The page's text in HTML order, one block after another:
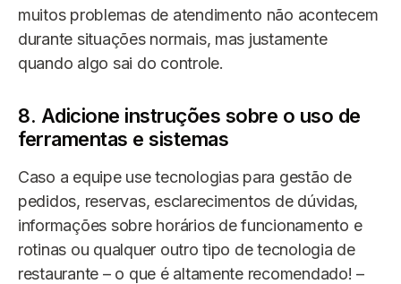
muitos problemas de atendimento não acontecem
durante situações normais, mas justamente
quando algo sai do controle.
8. Adicione instruções sobre o uso de
ferramentas e sistemas
Caso a equipe use tecnologias para gestão de
pedidos, reservas, esclarecimentos de dúvidas,
informações sobre horários de funcionamento e
rotinas ou qualquer outro tipo de tecnologia de
restaurante – o que é altamente recomendado! –